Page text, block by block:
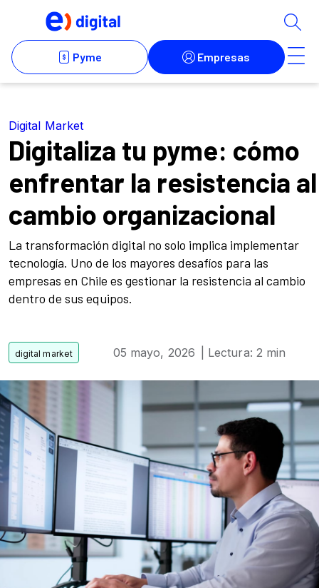
Digital Market
Digitaliza tu pyme: cómo
enfrentar la resistencia al
cambio organizacional
La transformación digital no solo implica implementar
tecnología. Uno de los mayores desafíos para las
empresas en Chile es gestionar la resistencia al cambio
dentro de sus equipos.
05 mayo, 2026 | Lectura: 2 min